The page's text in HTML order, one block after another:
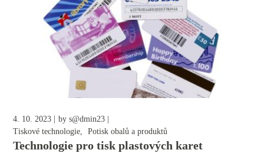
4. 10. 2023 bys@dmin23
Tiskové technologie
Potisk obalů a produktů
Technologie pro tisk plastových karet